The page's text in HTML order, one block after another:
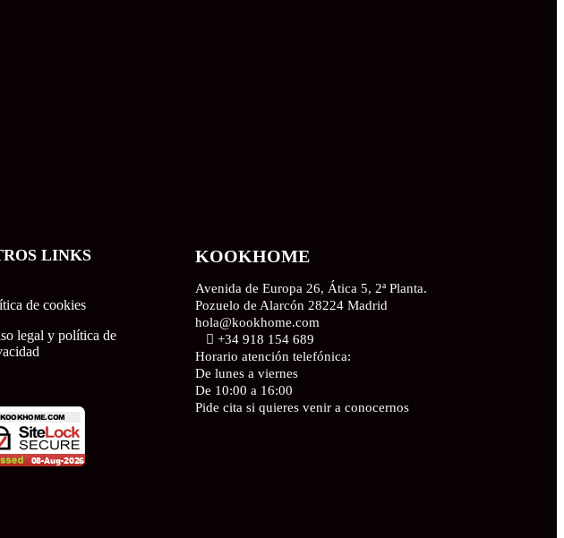
LINKS
de cookies
legal y política de
KOOKHOME
Avenida de Europa 26, Ática 5, 2ª Planta.
Pozuelo de Alarcón 28224 Madrid
hola@kookhome.com
+34 918 154 689
Horario atención telefónica:
De lunes a viernes
De 10:00 a 16:00
Pide cita si quieres venir a conocernos